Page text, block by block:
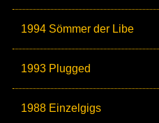
1994 Sömmer der Libe
1993 Plugged
1988 Einzelgigs